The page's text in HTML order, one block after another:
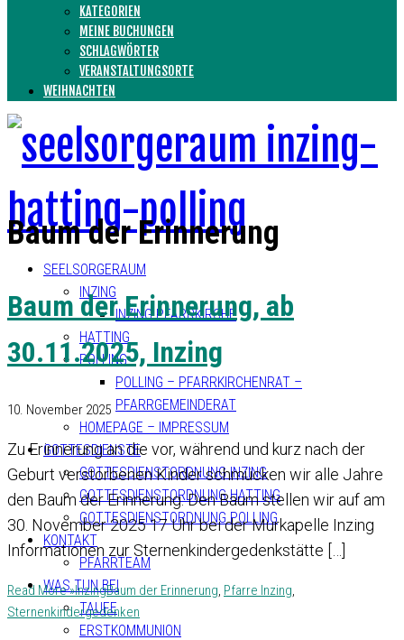
KATEGORIEN
MEINE BUCHUNGEN
SCHLAGWÖRTER
VERANSTALTUNGSORTE
WEIHNACHTEN
SEELSORGERAUM
INZING
INZING PFARRKIRCHE
HATTING
POLLING
POLLING – PFARRKIRCHENRAT –
PFARRGEMEINDERAT
HOMEPAGE – IMPRESSUM
GOTTESDIENSTE
GOTTESDIENSTORDNUNG INZING
GOTTESDIENSTORDNUNG HATTING
GOTTESDIENSTORDNUNG POLLING
KONTAKT
PFARRTEAM
WAS TUN BEI
TAUFE
ERSTKOMMUNION
Baum der Erinnerung
Baum der Erinnerung, ab
30.11.2025, Inzing
10. November 2025
Zu Erinnerung an die vor, während und kurz nach der
Geburt verstorbenen Kinder schmücken wir alle Jahre
den Baum der Erinnerung. Den Baum stellen wir auf am
30. November 2025 17 Uhr bei der Murkapelle Inzing
Informationen zur Sternenkindergedenkstätte […]
Read More »InzingBaum der Erinnerung, Pfarre Inzing,
Sternenkindergedenken